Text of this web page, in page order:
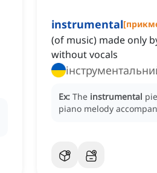
instrumental[
(of music) made only
without vocals
Ex: The instrumental
piano melody